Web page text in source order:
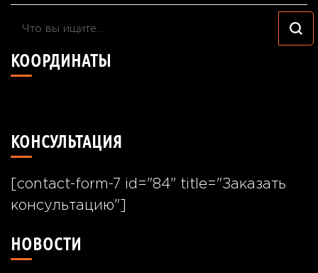
Ищите
то?
КООРДИНАТЫ
КОНСУЛЬТАЦИЯ
[contact-form-7 id="84" title="Заказать
консультацию"]
НОВОСТИ